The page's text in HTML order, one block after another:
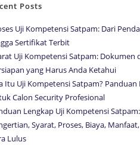
Posts
Uji Kompetensi Satpam: Dari
Sertifikat Terbit
Uji Kompetensi Satpam: Dokumen
yang Harus Anda Ketahui
Itu Uji Kompetensi Satpam? Panduan
Calon Security Profesional
Lengkap Uji Kompetensi Satpam:
Syarat, Proses, Biaya,
Lulus